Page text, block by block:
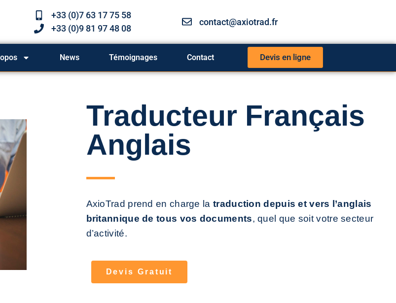
+33 (0)7 63 17 75 58
+33 (0)9 81 97 48 08
contact@axiotrad.fr
News Témoignages Contact Devis en ligne
Traducteur Français
Anglais
AxioTrad prend en charge la traduction depuis et vers l’anglais
britannique de tous vos documents, quel que soit votre secteur
d’activité.
Devis Gratuit